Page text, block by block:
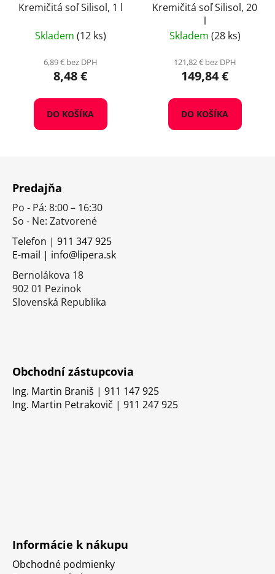
Kremičitá soľ Silisol, 1 l
Skladem (12 ks)
6,89 € bez DPH
8,48 €
DO KOŠÍKA
Kremičitá soľ Silisol, 20
l
Skladem (28 ks)
121,82 € bez DPH
149,84 €
DO KOŠÍKA
Predajňa
Po - Pá: 8:00 – 16:30
So - Ne: Zatvorené
Telefon | 911 347 925
E-mail | info@lipera.sk
Bernolákova 18
902 01 Pezinok
Slovenská Republika
Obchodní zástupcovia
Ing. Martin Braniš | 911 147 925
Ing. Martin Petrakovič | 911 247 925
Informácie k nákupu
Obchodné podmienky